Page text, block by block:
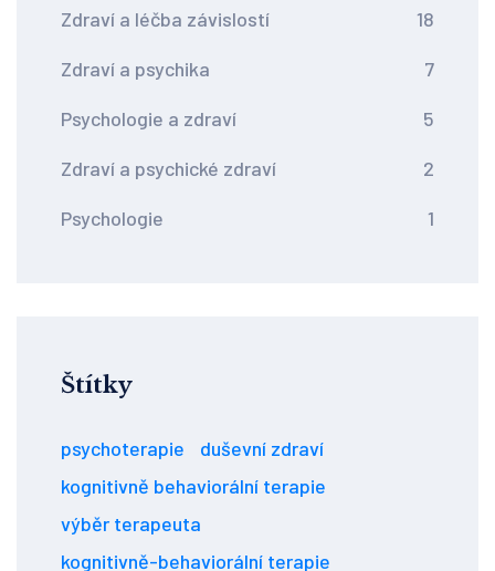
Zdraví a léčba závislostí 18
Zdraví a psychika 7
Psychologie a zdraví 5
Zdraví a psychické zdraví 2
Psychologie 1
Štítky
psychoterapie
duševní zdraví
kognitivně behaviorální terapie
výběr terapeuta
kognitivně-behaviorální terapie